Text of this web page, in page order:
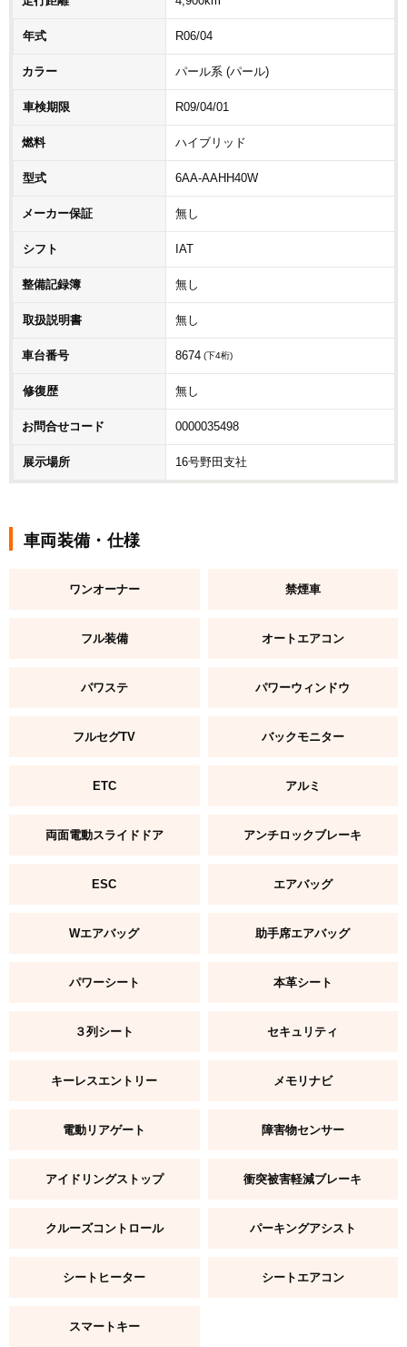
年式 R06/04
カラー パール系 (パール)
車検期限 R09/04/01
燃料 ハイブリッド
型式 6AA-AAHH40W
メーカー保証 無し
シフト IAT
整備記録簿 無し
取扱説明書 無し
車台番号 8674 (下4桁)
修復歴 無し
お問合せコード 0000035498
展示場所 16号野田支社
車両装備・仕様
ワンオーナー 禁煙車
フル装備 オートエアコン
パワステ パワーウィンドウ
フルセグTV バックモニター
ETC アルミ
両面電動スライドドア アンチロックブレーキ
ESC エアバッグ
Wエアバッグ 助手席エアバッグ
パワーシート 本革シート
３列シート セキュリティ
キーレスエントリー メモリナビ
電動リアゲート 障害物センサー
アイドリングストップ 衝突被害軽減ブレーキ
クルーズコントロール パーキングアシスト
シートヒーター シートエアコン
スマートキー